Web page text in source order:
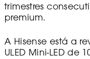
trimestres
premium.
A Hisense está a
ULED Mini-LED